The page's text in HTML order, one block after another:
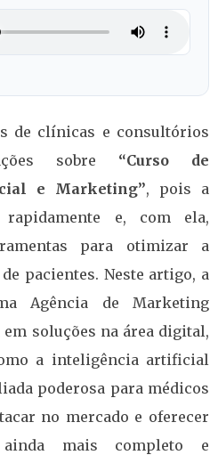
de clínicas e consultórios
sobre “Curso de
e Marketing”, pois a
rapidamente e, com ela,
para otimizar a
pacientes. Neste artigo, a
Agência de Marketing
soluções na área digital,
a inteligência artificial
poderosa para médicos
no mercado e oferecer
mais completo e